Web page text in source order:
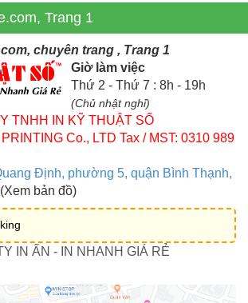
Trang 1
chuyên trang , Trang 1
Giờ làm việc
Thứ 2 - Thứ 7 : 8h - 19h
(Chủ nhật nghỉ)
TNHH IN KỸ THUẬT SỐ
PRINTING Co., LTD Tax / MST: 0310 989
Định, phường 5, quận Bình Thạnh,
(Xem bản đồ)
IN ẤN - IN NHANH GIÁ RẺ